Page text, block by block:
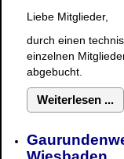
Liebe Mitglieder,
durch einen
einzelnen
abgebucht.
Weiterlesen ...